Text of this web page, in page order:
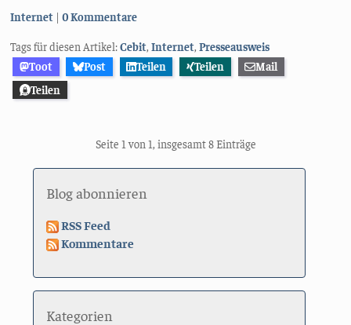
Kategorien:
Internet 0 Kommentare
Tags für diesen Artikel:Cebit,Internet,Presseausweis
Toot
Post Teilen Teilen
Mail
Teilen
Seite 1 von 1, insgesamt 8 Einträge
Blog abonnieren
RSS Feed
Kommentare
Kategorien